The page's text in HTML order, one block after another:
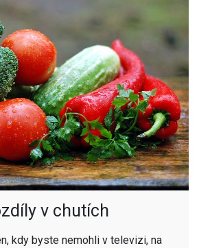
v chutích
kdy byste nemohli v televizi, na